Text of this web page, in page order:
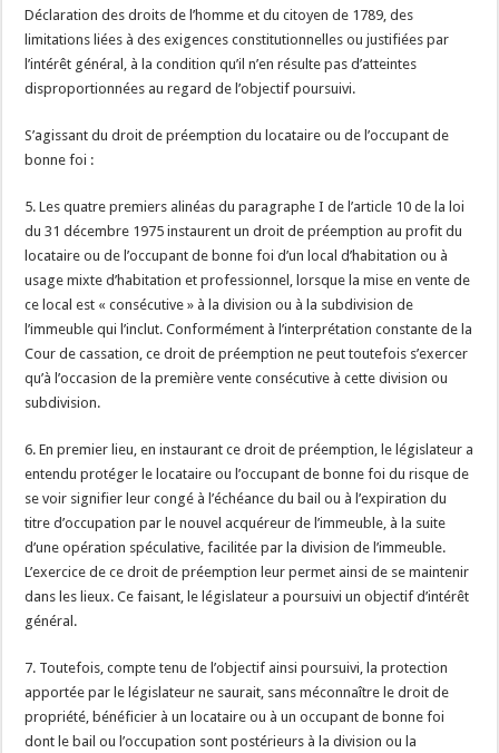
Déclaration des droits de l’homme et du citoyen de 1789, des
limitations liées à des exigences constitutionnelles ou justifiées par
l’intérêt général, à la condition qu’il n’en résulte pas d’atteintes
disproportionnées au regard de l’objectif poursuivi.
S’agissant du droit de préemption du locataire ou de l’occupant de
bonne foi :
5. Les quatre premiers alinéas du paragraphe I de l’article 10 de la loi
du 31 décembre 1975 instaurent un droit de préemption au profit du
locataire ou de l’occupant de bonne foi d’un local d’habitation ou à
usage mixte d’habitation et professionnel, lorsque la mise en vente de
ce local est « consécutive » à la division ou à la subdivision de
l’immeuble qui l’inclut. Conformément à l’interprétation constante de la
Cour de cassation, ce droit de préemption ne peut toutefois s’exercer
qu’à l’occasion de la première vente consécutive à cette division ou
subdivision.
6. En premier lieu, en instaurant ce droit de préemption, le législateur a
entendu protéger le locataire ou l’occupant de bonne foi du risque de
se voir signifier leur congé à l’échéance du bail ou à l’expiration du
titre d’occupation par le nouvel acquéreur de l’immeuble, à la suite
d’une opération spéculative, facilitée par la division de l’immeuble.
L’exercice de ce droit de préemption leur permet ainsi de se maintenir
dans les lieux. Ce faisant, le législateur a poursuivi un objectif d’intérêt
général.
7. Toutefois, compte tenu de l’objectif ainsi poursuivi, la protection
apportée par le législateur ne saurait, sans méconnaître le droit de
propriété, bénéficier à un locataire ou à un occupant de bonne foi
dont le bail ou l’occupation sont postérieurs à la division ou la